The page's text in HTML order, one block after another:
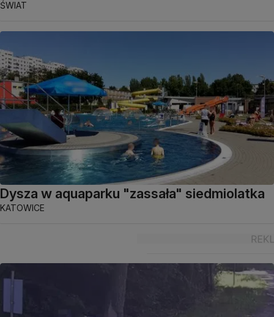
ŚWIAT
Dysza w aquaparku "zassała" siedmiolatka
KATOWICE